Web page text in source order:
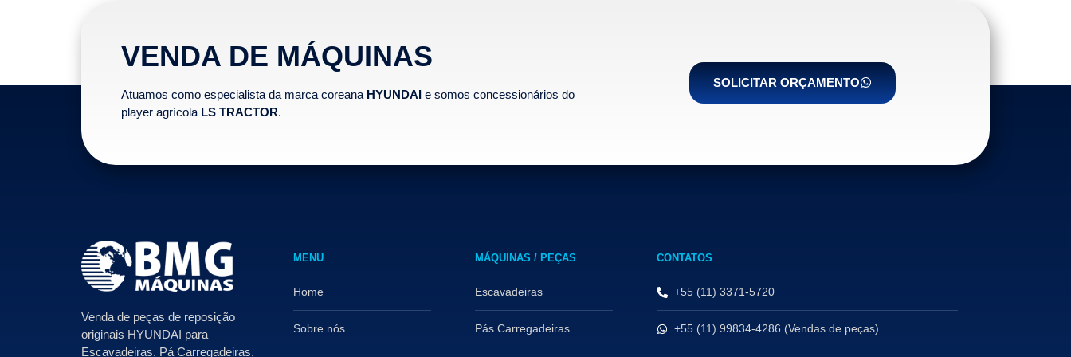
VENDA DE MÁQUINAS
Atuamos como especialista da marca coreana HYUNDAI e somos concessionários do
player agrícola LS TRACTOR.
SOLICITAR ORÇAMENTO
Venda de peças de reposição
originais HYUNDAI para
Escavadeiras, Pá Carregadeiras,
MENU
Home
Sobre nós
MÁQUINAS / PEÇAS
Escavadeiras
Pás Carregadeiras
CONTATOS
+55 (11) 3371-5720
+55 (11) 99834-4286 (Vendas de peças)